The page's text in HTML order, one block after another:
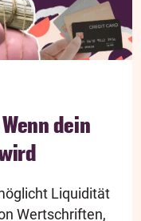
dein
Liquidität
Wertschriften,